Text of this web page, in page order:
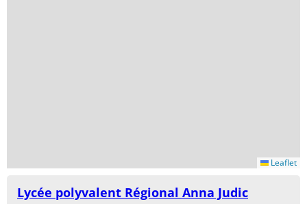
Leaflet
Lycée polyvalent Régional Anna Judic